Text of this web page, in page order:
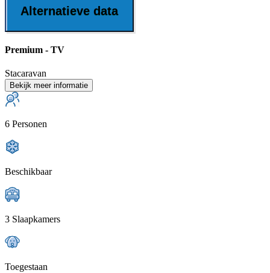
Alternatieve data
Premium - TV
Stacaravan
Bekijk meer informatie
6 Personen
Beschikbaar
3 Slaapkamers
Toegestaan